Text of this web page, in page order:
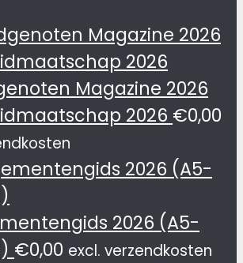
Magazine 2026
2026 €0,00
2026 (A5-
€0,00 excl. verzendkosten